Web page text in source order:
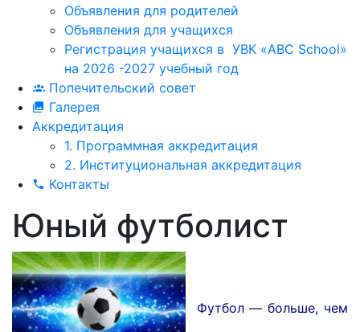
Объявления для родителей
Объявления для учащихся
Регистрация учащихся в УВК «ABC School»
на 2026 -2027 учебный год
Попечительский совет
Галерея
Аккредитация
1. Программная аккредитация
2. Институциональная аккредитация
Контакты
Юный футболист
Футбол — больше, чем